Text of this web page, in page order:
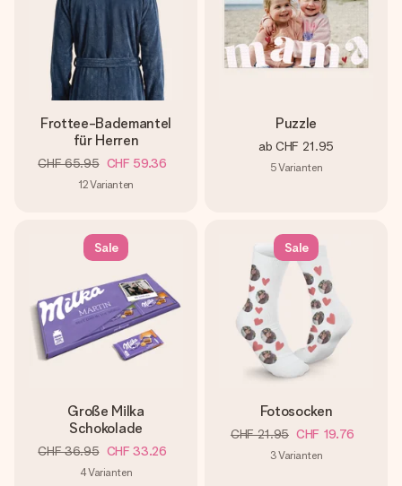
Frottee-Bademantel
für Herren
CHF 65.95 CHF 59.36
12Varianten
Puzzle
ab CHF 21.95
5Varianten
Sale
Große Milka
Schokolade
CHF 36.95 CHF 33.26
4Varianten
Sale
Fotosocken
CHF 21.95 CHF 19.76
3Varianten